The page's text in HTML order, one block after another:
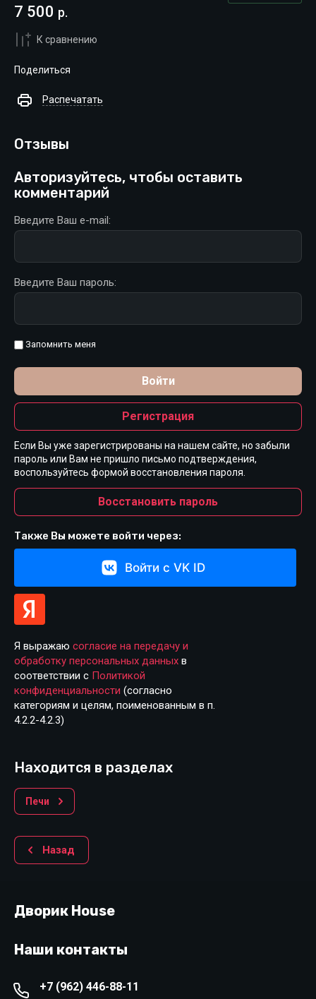
7 500 р.
К сравнению
Поделиться
Распечатать
Отзывы
Авторизуйтесь, чтобы оставить
комментарий
Введите Ваш e-mail:
Введите Ваш пароль:
Запомнить меня
Войти
Регистрация
Если Вы уже зарегистрированы на нашем сайте, но забыли
пароль или Вам не пришло письмо подтверждения,
воспользуйтесь формой восстановления пароля.
Восстановить пароль
Также Вы можете войти через:
Войти с VK ID
Я выражаю согласие на передачу и
обработку персональных данных в
соответствии с Политикой
конфиденциальности (согласно
категориям и целям, поименованным в п.
4.2.2-4.2.3)
Находится в разделах
Печи
Назад
Дворик House
Наши контакты
+7 (962) 446-88-11